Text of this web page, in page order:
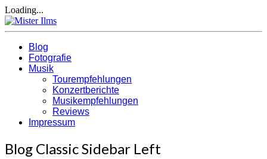
Loading...
Blog
Fotografie
Musik
Tourempfehlungen
Konzertberichte
Musikempfehlungen
Reviews
Impressum
Blog Classic Sidebar Left